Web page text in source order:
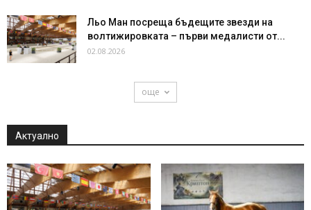
Льо Ман посреща бъдещите звезди на
волтижировката – първи медалисти от...
02.08.2026
още
Актуално